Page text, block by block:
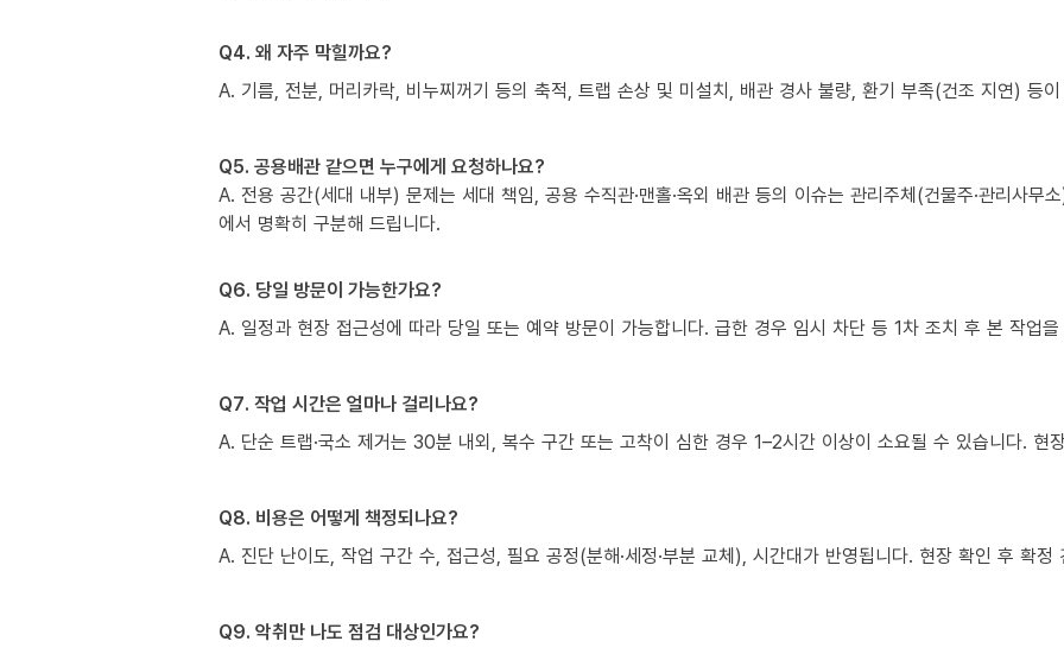
Q4. 왜 자주 막힐까요?
A. 기름, 전분, 머리카락, 비누찌꺼기 등의 축적, 트랩 손상 및 미설치, 배관 경사 불량, 환기 부족(건조 지연) 등
Q5. 공용배관 같으면 누구에게 요청하나요?
A. 전용 공간(세대 내부) 문제는 세대 책임, 공용 수직관·맨홀·옥외 배관 등의 이슈는 관리주체(건물주·관리사무
에서 명확히 구분해 드립니다.
Q6. 당일 방문이 가능한가요?
A. 일정과 현장 접근성에 따라 당일 또는 예약 방문이 가능합니다. 급한 경우 임시 차단 등 1차 조치 후 본 작업을
Q7. 작업 시간은 얼마나 걸리나요?
A. 단순 트랩·국소 제거는 30분 내외, 복수 구간 또는 고착이 심한 경우 1–2시간 이상이 소요될 수 있습니다. 현
Q8. 비용은 어떻게 책정되나요?
A. 진단 난이도, 작업 구간 수, 접근성, 필요 공정(분해·세정·부분 교체), 시간대가 반영됩니다. 현장 확인 후 확정
Q9. 악취만 나도 점검 대상인가요?